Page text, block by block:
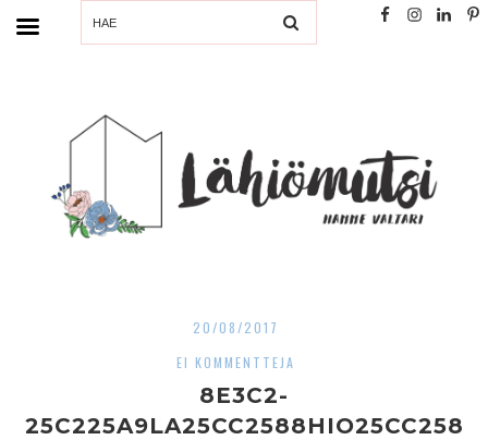
SEARCH
20/08/2017
EI KOMMENTTEJA
8E3C2-
25C225A9LA25CC2588HIO25CC258